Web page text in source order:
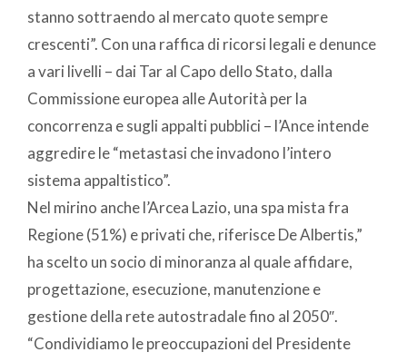
stanno sottraendo al mercato quote sempre
crescenti”. Con una raffica di ricorsi legali e denunce
a vari livelli – dai Tar al Capo dello Stato, dalla
Commissione europea alle Autorità per la
concorrenza e sugli appalti pubblici – l’Ance intende
aggredire le “metastasi che invadono l’intero
sistema appaltistico”.
Nel mirino anche l’Arcea Lazio, una spa mista fra
Regione (51%) e privati che, riferisce De Albertis,”
ha scelto un socio di minoranza al quale affidare,
progettazione, esecuzione, manutenzione e
gestione della rete autostradale fino al 2050″.
“Condividiamo le preoccupazioni del Presidente